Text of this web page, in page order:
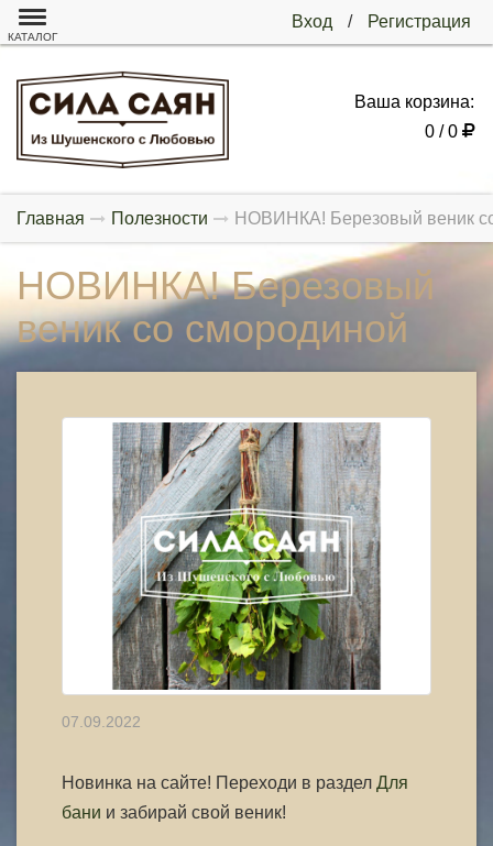
Вход / Регистрация
КАТАЛОГ
Ваша корзина:
0 / 0
Главная Полезности НОВИНКА! Березовый веник
НОВИНКА! Березовый
веник со смородиной
07.09.2022
Новинка на сайте! Переходи в раздел Для
бани и забирай свой веник!